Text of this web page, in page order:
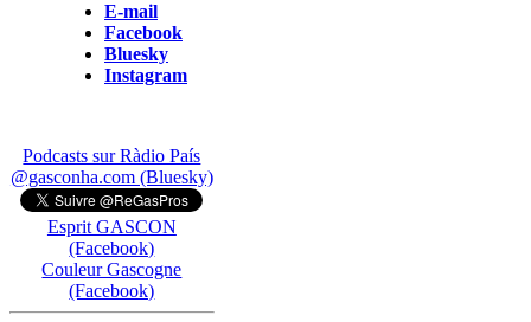
E-mail
Facebook
Bluesky
Instagram
Podcasts sur Ràdio País
@gasconha.com (Bluesky)
Esprit GASCON
(Facebook)
Couleur Gascogne
(Facebook)